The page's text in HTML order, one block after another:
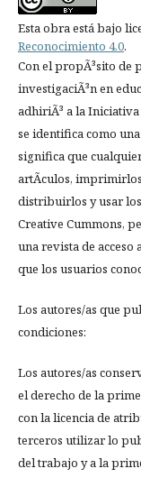
Esta obra está bajo
Reconocimiento 4.0.
Con el propÃ³sito de
investigaciÃ³n en
adhiriÃ³ a la
se identifica como
significa que
artÃ­culos,
distribuirlos y usar
Creative Cummons,
una revista de
que los usuarios
Los autores/as que
condiciones:
Los autores/as
el derecho de la
con la licencia de
terceros utilizar lo
del trabajo y a la